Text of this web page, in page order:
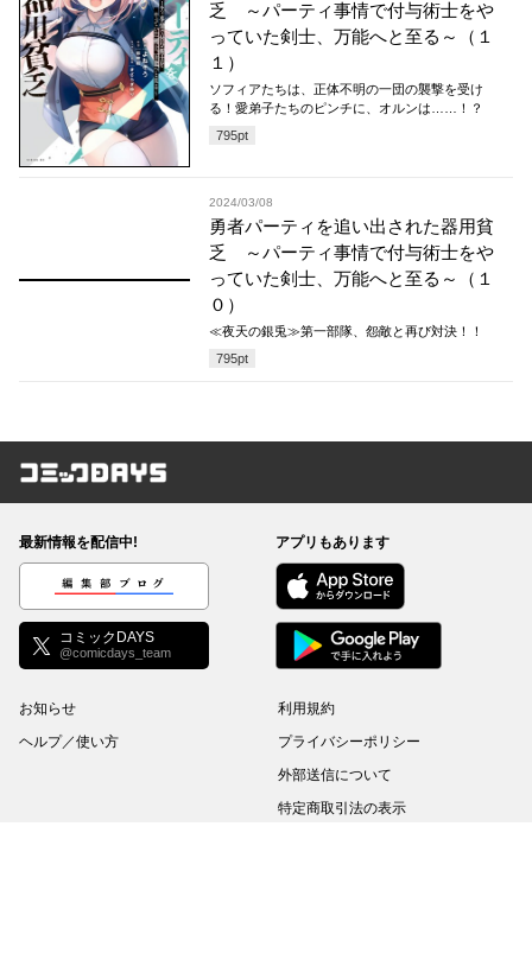
乏 ～パーティ事情で付与術士をや
っていた剣士、万能へと至る～（１
１）
ソフィアたちは、正体不明の一団の襲撃を受け
る！愛弟子たちのピンチに、オルンは……！？
795pt
2024/03/08
勇者パーティを追い出された器用貧
乏 ～パーティ事情で付与術士をや
っていた剣士、万能へと至る～（１
０）
≪夜天の銀兎≫第一部隊、怨敵と再び対決！！
コミックDAYS
編集部ブログ
@comicdays_team
アプリもあります
利用規約
プライバシーポリシー